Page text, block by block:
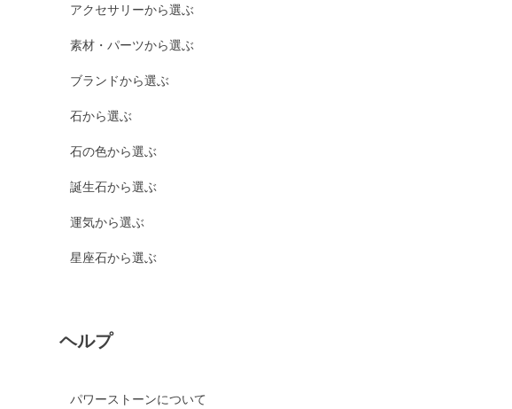
アクセサリーから選ぶ
素材・パーツから選ぶ
ブランドから選ぶ
石から選ぶ
石の色から選ぶ
誕生石から選ぶ
運気から選ぶ
星座石から選ぶ
ヘルプ
パワーストーンについて